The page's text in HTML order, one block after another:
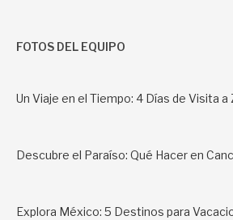
FOTOS DEL EQUIPO
Un Viaje en el Tiempo: 4 Días de Visita
Descubre el Paraíso: Qué Hacer en
Explora México: 5 Destinos para